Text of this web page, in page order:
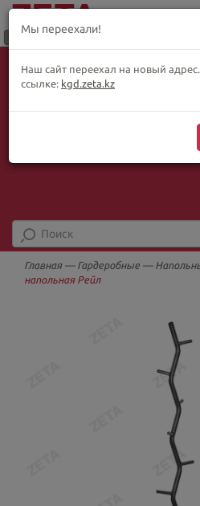
ҚАЗ
РУС
ENG
Главная — Гардеробные —
напольная Рейл
Мы переехали!
Наш сайт переехал на новый
ссылке: kgd.zeta.kz